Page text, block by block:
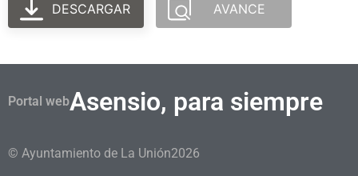
DESCARGAR AVANCE
Portal webAsensio, para siempre
© Ayuntamiento de La Unión2026